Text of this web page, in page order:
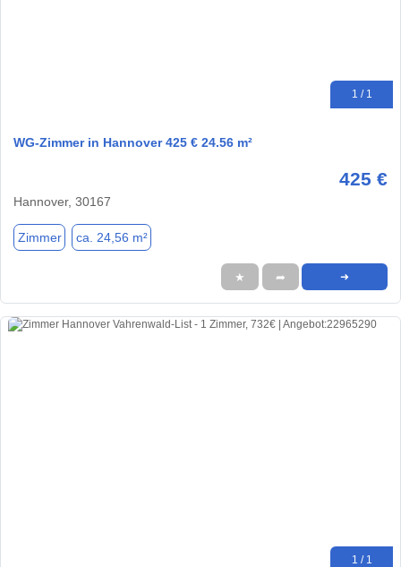
1 / 1
WG-Zimmer in Hannover 425 € 24.56 m²
425 €
Hannover, 30167
Zimmer ca. 24,56 m²
★ ➦ ➜
1 / 1